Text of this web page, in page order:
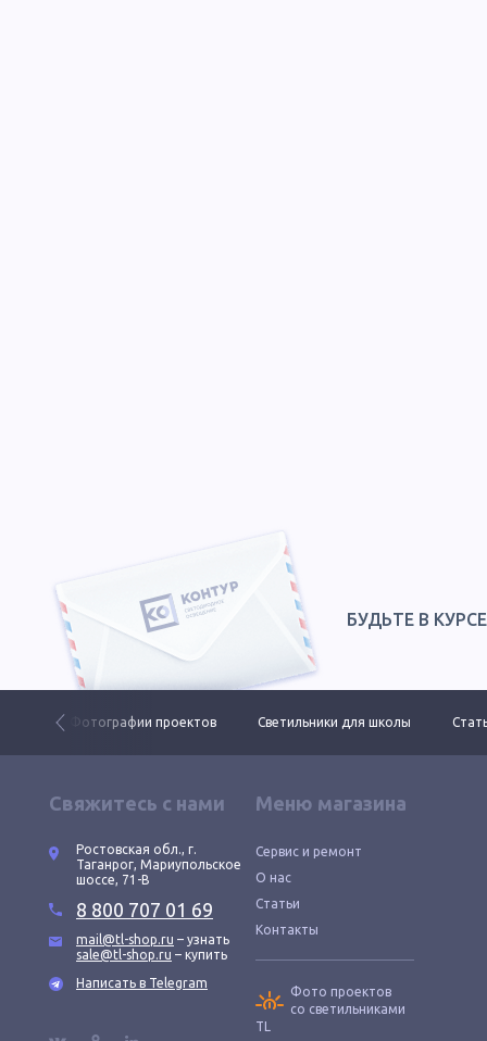
БУДЬТЕ В
Фотографии проектов Светильники для школы
Свяжитесь с нами
Ростовская обл., г.
Таганрог, Мариупольское
шоссе, 71-В
8 800 707 01 69
mail@tl-shop.ru – узнать
sale@tl-shop.ru – купить
Написать в Telegram
Меню магазина
Сервис и ремонт
О нас
Статьи
Контакты
Фото проектов
со светильниками
TL